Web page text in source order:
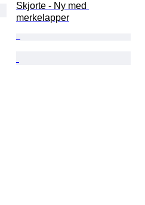
Skjorte - Ny med
merkelapper